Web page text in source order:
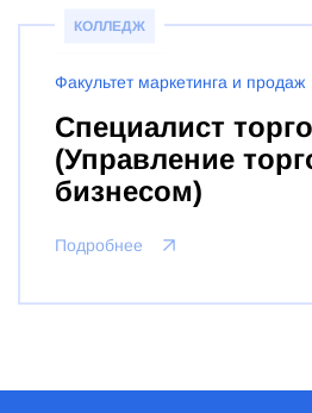
КОЛЛЕДЖ
Факультет маркетинга и продаж
Специалист
(Управление
бизнесом)
Подробнее